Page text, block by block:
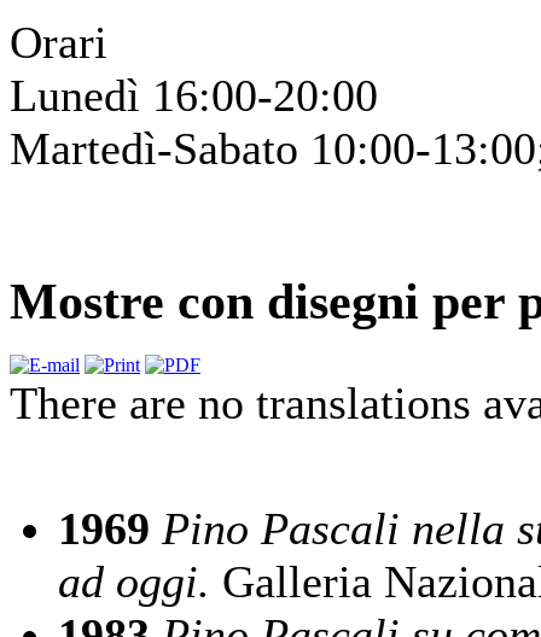
Orari
Lunedì 16:00-20:00
Martedì-Sabato 10:00-
Mostre con disegni per
There are no translations
1969 Pino Pascali nella
ad oggi. Galleria